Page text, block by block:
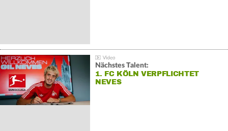
Nächstes Talent:
1. FC KÖLN VERPFLICHTET
NEVES